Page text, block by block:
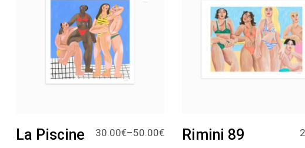
La Piscine 30.00€–50.00€
Rimini 89